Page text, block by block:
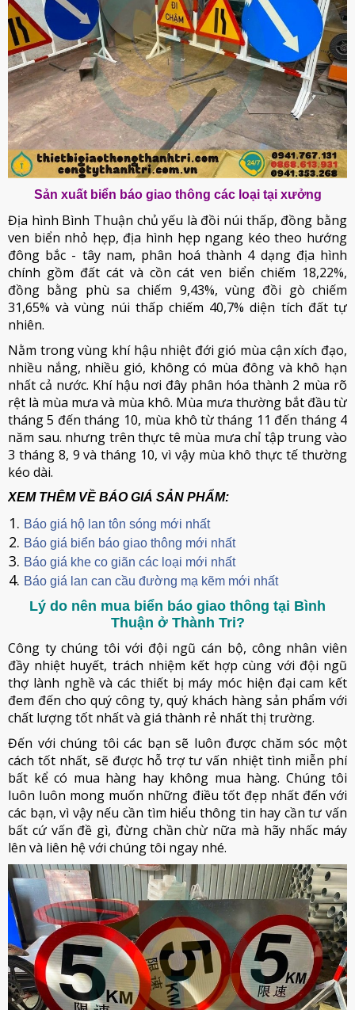
Sản xuất biển báo giao thông các loại tại xưởng
Địa hình Bình Thuận chủ yếu là đồi núi thấp, đồng bằng
ven biển nhỏ hẹp, địa hình hẹp ngang kéo theo hướng
đông bắc - tây nam, phân hoá thành 4 dạng địa hình
chính gồm đất cát và cồn cát ven biển chiếm 18,22%,
đồng bằng phù sa chiếm 9,43%, vùng đồi gò chiếm
31,65% và vùng núi thấp chiếm 40,7% diện tích đất tự
nhiên.
Nằm trong vùng khí hậu nhiệt đới gió mùa cận xích đạo,
nhiều nắng, nhiều gió, không có mùa đông và khô hạn
nhất cả nước. Khí hậu nơi đây phân hóa thành 2 mùa rõ
rệt là mùa mưa và mùa khô. Mùa mưa thường bắt đầu từ
tháng 5 đến tháng 10, mùa khô từ tháng 11 đến tháng 4
năm sau. nhưng trên thực tê mùa mưa chỉ tập trung vào
3 tháng 8, 9 và tháng 10, vì vậy mùa khô thực tế thường
kéo dài.
XEM THÊM VỀ BÁO GIÁ SẢN PHẨM:
Báo giá hộ lan tôn sóng mới nhất
Báo giá biển báo giao thông mới nhất
Báo giá khe co giãn các loại mới nhất
Báo giá lan can cầu đường mạ kẽm mới nhất
Lý do nên mua biển báo giao thông tại Bình
Thuận ở Thành Tri?
Công ty chúng tôi với đội ngũ cán bộ, công nhân viên
đầy nhiệt huyết, trách nhiệm kết hợp cùng với đội ngũ
thợ lành nghề và các thiết bị máy móc hiện đại cam kết
đem đến cho quý công ty, quý khách hàng sản phẩm với
chất lượng tốt nhất và giá thành rẻ nhất thị trường.
Đến với chúng tôi các bạn sẽ luôn được chăm sóc một
cách tốt nhất, sẽ được hỗ trợ tư vấn nhiệt tình miễn phí
bất kể có mua hàng hay không mua hàng. Chúng tôi
luôn luôn mong muốn những điều tốt đẹp nhất đến với
các bạn, vì vậy nếu cần tìm hiểu thông tin hay cần tư vấn
bất cứ vấn đề gì, đừng chần chừ nữa mà hãy nhấc máy
lên và liên hệ với chúng tôi ngay nhé.